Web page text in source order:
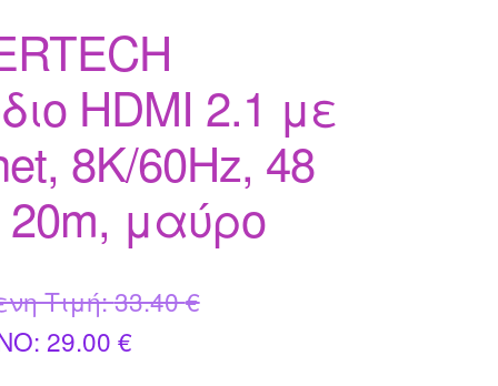
HDMI 2.1 με
8K/60Hz, 48
20m, μαύρο
Τιμή:33.40€Original
29.00 €Η